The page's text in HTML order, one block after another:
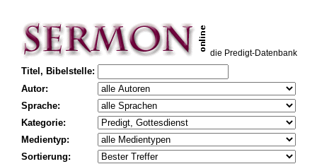
die Predigt-Datenbank
Titel, Bibelstelle:
Autor:
Sprache:
Kategorie:
Medientyp:
Sortierung: